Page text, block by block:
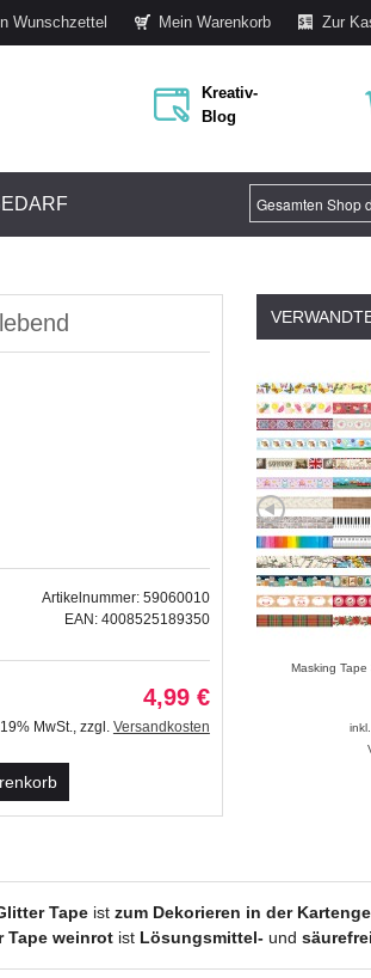
Wunschzettel Mein Warenkorb Zur
Kreativ-
Blog
Artikelnummer: 59060010
EAN: 4008525189350
4,99 €
MwSt., zzgl. Versandkosten
inkl. 19% MwSt.,zzgl.
Masking
Tape ist zum Dekorieren in der
Tape weinrot ist Lösungsmittel- und säurefrei